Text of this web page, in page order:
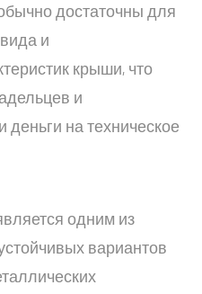
достаточны для
и
крыши, что
и
на техническое
одним из
вариантов